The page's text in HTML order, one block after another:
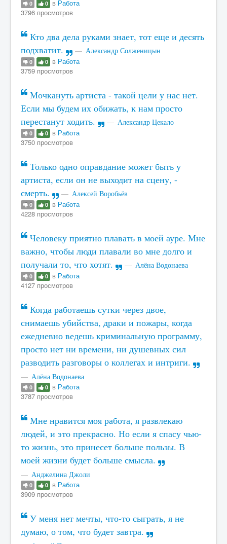
0 0 в Работа
3796 просмотров
Кто два дела руками знает, тот еще и десять
подхватит.
Александр Солженицын
0 0 в Работа
3759 просмотров
Мочкануть артиста - такой цели у нас нет.
Если мы будем их обижать, к нам просто
перестанут ходить.
Александр Цекало
0 0 в Работа
3750 просмотров
Только одно оправдание может быть у
артиста, если он не выходит на сцену, -
смерть.
Алексей Воробьёв
0 0 в Работа
4228 просмотров
Человеку приятно плавать в моей ауре. Мне
важно, чтобы люди плавали во мне долго и
получали то, что хотят.
Алёна Водонаева
0 0 в Работа
4127 просмотров
Когда работаешь сутки через двое,
снимаешь убийства, драки и пожары, когда
ежедневно ведешь криминальную программу,
просто нет ни времени, ни душевных сил
разводить разговоры о коллегах и интриги.
Алёна Водонаева
0 0 в Работа
3787 просмотров
Мне нравится моя работа, я развлекаю
людей, и это прекрасно. Но если я спасу чью-
то жизнь, это принесет больше пользы. В
моей жизни будет больше смысла.
Анджелина Джоли
0 0 в Работа
3909 просмотров
У меня нет мечты, что-то сыграть, я не
думаю, о том, что будет завтра.